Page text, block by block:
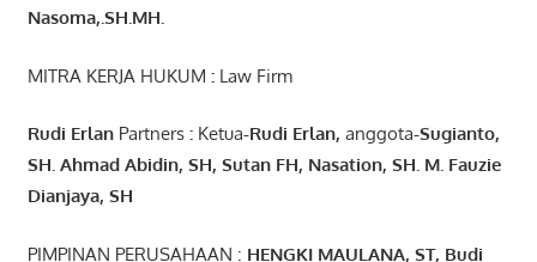
Nasoma,.SH.MH.
MITRA KERJA HUKUM : Law Firm
Rudi ErlanPartners : Ketua-Rudi Erlan, anggota-Sugianto,
SH. Ahmad Abidin, SH, SutanFH, Nasation, SH. M. Fauzie
Dianjaya, SH
PIMPINAN PERUSAHAAN : HENGKI MAULANA, ST, Budi